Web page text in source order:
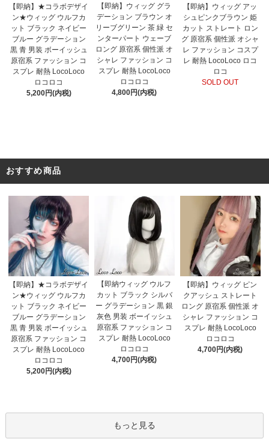
【即納】★コラボデザイ
ン★ウィッグ ウルフカ
ット ブラック ネイビー
ブルー グラデーション
黒 青 男装 ボーイッシュ
原宿系 ファッション コ
スプレ 耐熱 LocoLoco
ロコロコ
5,200円(内税)
【即納】ウィッグ グラ
デーション ブラウン オ
リーブグリーン 茶 緑 セ
ンターパート ウェーブ
ロング 原宿系 個性派 オ
シャレ ファッション コ
スプレ 耐熱 LocoLoco
ロコロコ
4,800円(内税)
【即納】ウィッグ アッ
シュピンクブラウン 姫
カット ストレート ロン
グ 原宿系 個性派 オシャ
レ ファッション コスプ
レ 耐熱 LocoLoco ロコ
ロコ
SOLD OUT
おすすめ商品
【即納】★コラボデザイ
ン★ウィッグ ウルフカ
ット ブラック ネイビー
ブルー グラデーション
黒 青 男装 ボーイッシュ
原宿系 ファッション コ
スプレ 耐熱 LocoLoco
ロコロコ
5,200円(内税)
【即納ウィッグ ウルフ
カット ブラック シルバ
ー グラデーション 黒 銀
灰色 男装 ボーイッシュ
原宿系 ファッション コ
スプレ 耐熱 LocoLoco
ロコロコ
4,700円(内税)
【即納】ウィッグ ピン
クアッシュ ストレート
ロング 原宿系 個性派 オ
シャレ ファッション コ
スプレ 耐熱 LocoLoco
ロコロコ
4,700円(内税)
もっと見る